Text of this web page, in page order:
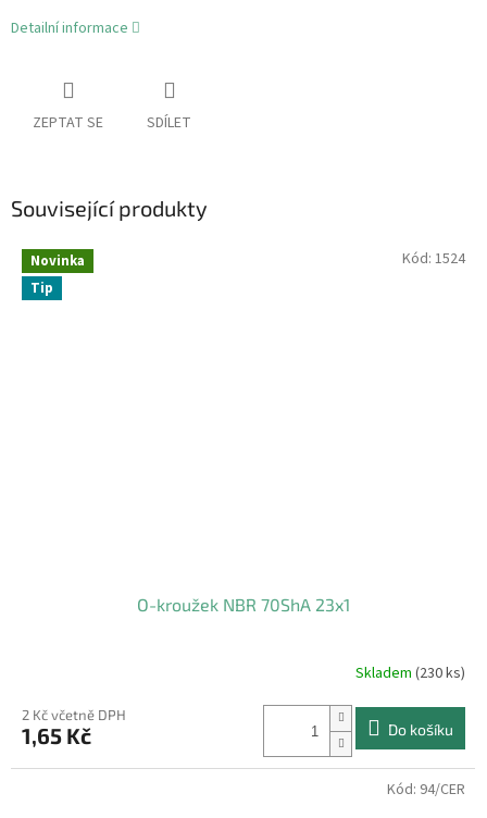
Detailní informace
ZEPTAT SE SDÍLET
Související produkty
Novinka
Tip
O-kroužek NBR 70ShA 23x1
Skladem (230 ks)
2 Kč včetně DPH
1,65 Kč Do košíku
Kód: 1524
Kód: 94/CER